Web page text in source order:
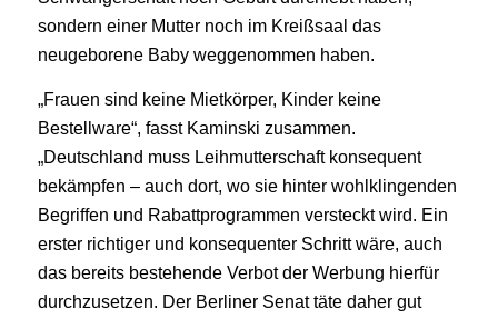
sondern einer Mutter noch im Kreißsaal das
neugeborene Baby weggenommen haben.
„Frauen sind keine Mietkörper, Kinder keine
Bestellware“, fasst Kaminski zusammen.
„Deutschland muss Leihmutterschaft konsequent
bekämpfen – auch dort, wo sie hinter wohlklingenden
Begriffen und Rabattprogrammen versteckt wird. Ein
erster richtiger und konsequenter Schritt wäre, auch
das bereits bestehende Verbot der Werbung hierfür
durchzusetzen. Der Berliner Senat täte daher gut